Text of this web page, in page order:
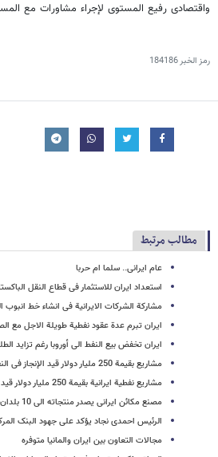
واقتصادی رفیع المستوی لإجراء مشاورات مع
رمز الخبر184186
مطالب مرتبط
عام ایرانی.. سلما ام حربا
استعداد ایران للاستثمار فی قطاع النقل
مشارکة الشرکات الایرانیة فی انشاء خط انبوب
ایران تبرم عدة عقود نفطیة طویلة الاجل مع
ایران تخفض بیع النفط الى أوروبا رغم تزاید
مشاریع بقیمة 250 ملیار دولار قید الإنجاز فی النفط
مشاریع نفطیة ایرانیة بقیمة 250 ملیار دولار قید الانجاز
مصنع مکائن ایرانی یصدر منتجاته الی 10 بلدان
الرئیس احمدی نجاد یؤکد علی جهود البنک
مجالات التعاون بین ایران والمانیا متوفره